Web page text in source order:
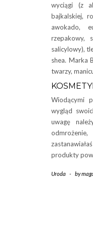
wyciągi (z
bajkalskiej,
awokado,
rzepakowy,
salicylowy),
shea. Marka
twarzy,
Wiodącymi
wygląd
uwagę
produkty
Uroda - by